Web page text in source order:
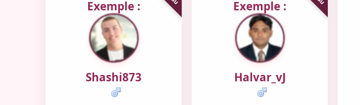
Exemple :
Shashi873
Exemple :
Halvar_vJ